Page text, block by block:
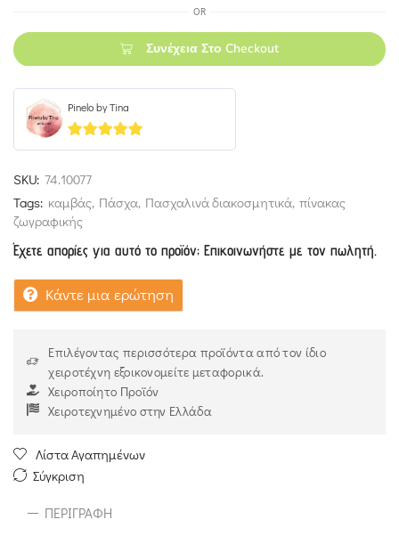
OR
Συνέχεια Στο Checkout
Pinelo by Tina
5out of 5
SKU: 74.10077
Tags: καμβάς, Πάσχα, Πασχαλινά διακοσμητικά, πίνακας
ζωγραφικής
Έχετε απορίες για αυτό το προϊόν; Επικοινωνήστε με τον πωλητή.
Κάντε μια ερώτηση
Επιλέγοντας περισσότερα προϊόντα από τον ίδιο
χειροτέχνη εξοικονομείτε μεταφορικά.
Χειροποίητο Προϊόν
Χειροτεχνημένο στην Ελλάδα
Λίστα Αγαπημένων
Σύγκριση
ΠΕΡΙΓΡΑΦΉ